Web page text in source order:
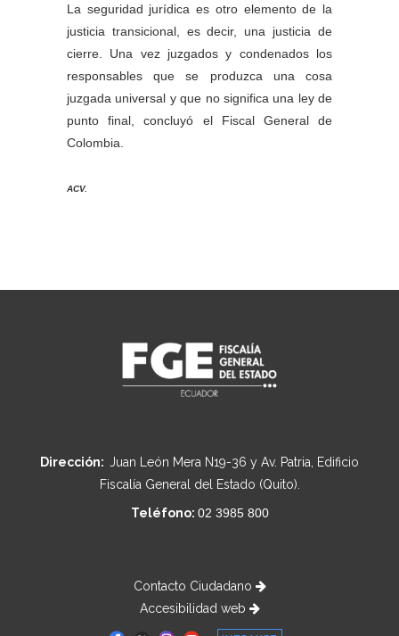
La seguridad jurídica es otro elemento de la
justicia transicional, es decir, una justicia de
cierre. Una vez juzgados y condenados los
responsables que se produzca una cosa
juzgada universal y que no significa una ley de
punto final, concluyó el Fiscal General de
Colombia.
ACV.
Dirección: Juan León Mera N19-36 y Av. Patria, Edificio
Fiscalía General del Estado (Quito).
Teléfono: 02 3985 800
Contacto Ciudadano
Accesibilidad web